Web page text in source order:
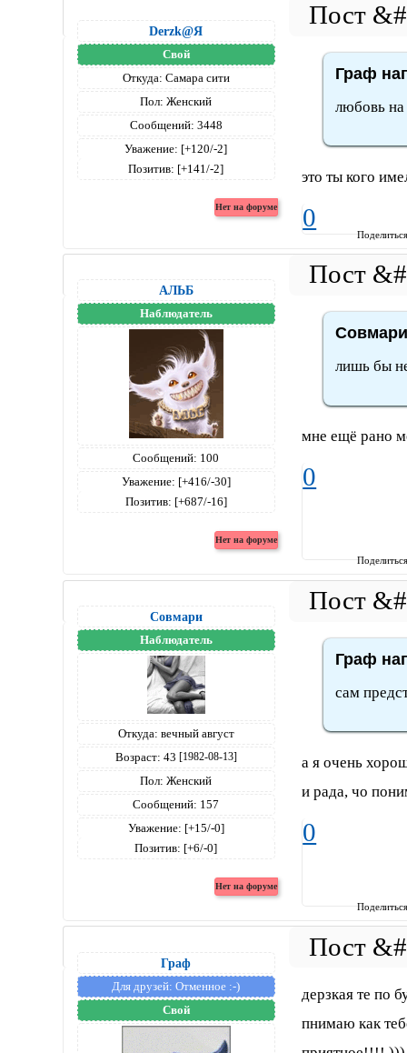
Derzk@Я
Свой
Откуда: Самара сити
Пол: Женский
Сообщений: 3448
Уважение: [+120/-2]
Позитив: [+141/-2]
Граф
любовь на
это ты кого
0
АЛЬБ
Наблюдатель
Сообщений: 100
Уважение: [+416/-30]
Позитив: [+687/-16]
лишь бы
мне ещё рано
0
Совмари
Наблюдатель
Откуда: вечный август
Возраст: 43 [1982-08-13]
Пол: Женский
Сообщений: 157
Уважение: [+15/-0]
Позитив: [+6/-0]
Граф
сам
а я очень
и рада, чо
0
Граф
Для друзей: Отменное :-)
Свой
дерзкая те по
пнимаю как